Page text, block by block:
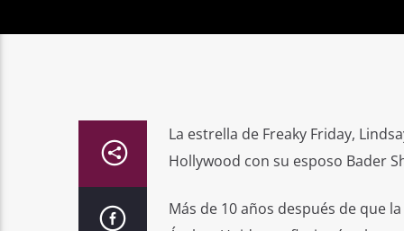
La estrella de Freaky Friday,
Hollywood con su esposo Bader
Más de 10 años después de que